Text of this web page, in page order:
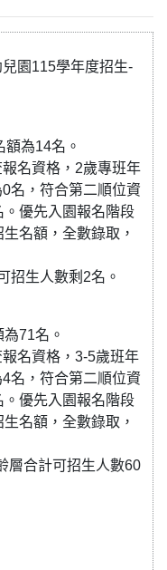
園115學年度招生-
為14名。
名資格，2歲專班年
名，符合第二順位資
優先入園報名階段
名額，全數錄取，
招生人數剩2名。
71名。
名資格，3-5歲班年
名，符合第二順位資
優先入園報名階段
名額，全數錄取，
層合計可招生人數60